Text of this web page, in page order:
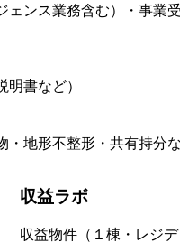
ンス業務含む）・事業
書など）
地形不整形・共有持分な
収益ラボ
収益物件（１棟・レジ